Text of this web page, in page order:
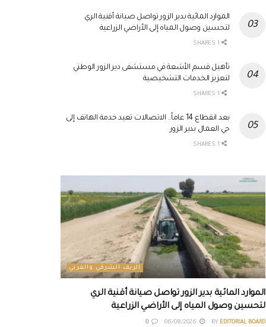
الموارد المائية بدير الزور تواصل صيانة أقنية الري
لتحسين وصول المياه إلى الأراضي الزراعية
تأهيل قسم الأشعة في مستشفى دير الزور الوطني
لتعزيز الخدمات التشخيصية
بعد انقطاع 14 عاماً.. الاتصالات تعيد خدمة الهاتف إلى
حي العمال بدير الزور
الريف الشرقي والغربي
الموارد المائية بدير الزور تواصل صيانة أقنية الري
لتحسين وصول المياه إلى الأراضي الزراعية
BY EDITORIAL BOARD
0